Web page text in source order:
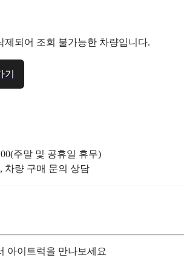
제되어 조회 불가능한 차량입니다.
주말 및 공휴일 휴무)
차량 구매 문의 상담
아이트럭을 만나보세요